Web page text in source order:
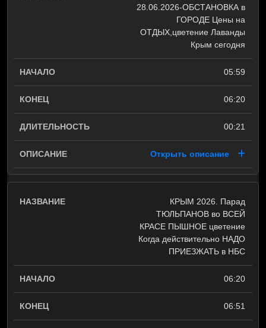
28.06.2026-ОБСТАНОВКА в
ГОРОДЕ Цены на
ОТДЫХ,цветение Лаванды
Крым сегодня
05:59
06:20
00:21
Открыть описание
КРЫМ 2026. Парад
ТЮЛЬПАНОВ во ВСЕЙ
КРАСЕ ПЫШНОЕ цветение
Когда действительно НАДО
ПРИЕЗЖАТЬ в НБС
06:20
06:51